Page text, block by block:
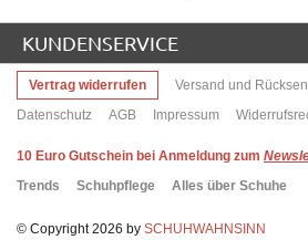
KUNDENSERVICE
Vertrag widerrufen Versand und
Datenschutz
AGB Impressum
10 Euro Gutschein bei Anmeldung zum
Trends
Schuhpflege Alles über Schuhe
© Copyright 2026 by SCHUHWAHNSINN